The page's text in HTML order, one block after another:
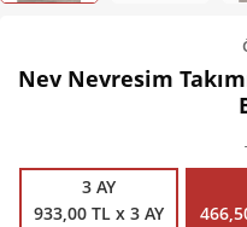
Nev Nevresim
3 AY
933,00 TL x 3 AY